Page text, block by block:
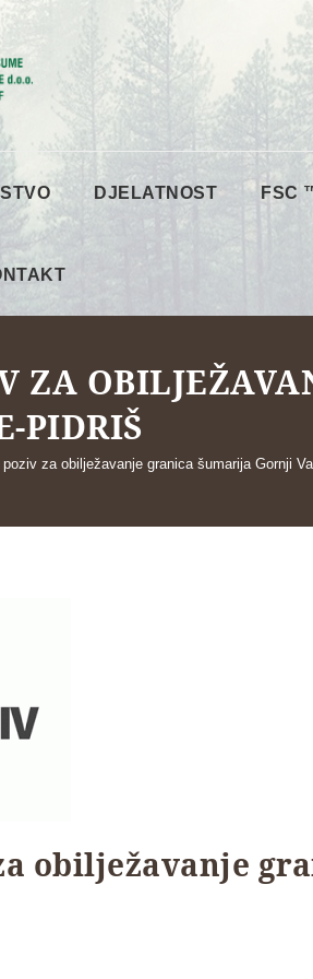
DJELATNOST FSC
ZA
PIDRIŠ
za obilježavanje granica šumarija Gornji
obilježavanje